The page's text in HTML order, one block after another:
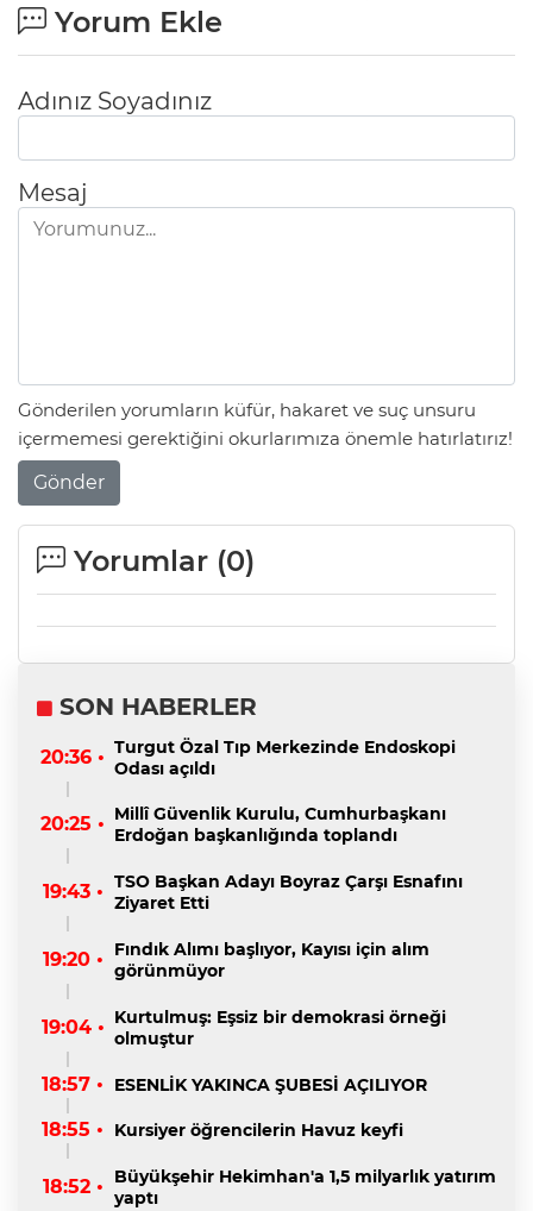
Yorum Ekle
Adınız Soyadınız
Mesaj
Gönderilen yorumların küfür, hakaret ve suç unsuru
içermemesi gerektiğini okurlarımıza önemle hatırlatırız!
Gönder
Yorumlar (0)
SON HABERLER
20:36 • Turgut Özal Tıp Merkezinde Endoskopi
Odası açıldı
20:25 • Millî Güvenlik Kurulu, Cumhurbaşkanı
Erdoğan başkanlığında toplandı
19:43 • TSO Başkan Adayı Boyraz Çarşı Esnafını
Ziyaret Etti
19:20 •
Fındık Alımı başlıyor, Kayısı için alım
görünmüyor
19:04 • Kurtulmuş: Eşsiz bir demokrasi örneği
olmuştur
18:57 • ESENLİK YAKINCA ŞUBESİ AÇILIYOR
18:55 • Kursiyer öğrencilerin Havuz keyfi
18:52 •
Büyükşehir Hekimhan'a 1,5 milyarlık yatırım
yaptı